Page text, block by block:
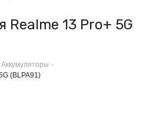
13 Pro+ 5G
Аккумуляторы -
(BLPA91)